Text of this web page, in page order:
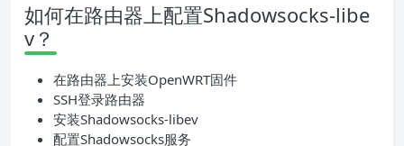
如何在路由器上配置Shadowsocks-libe
v？
在路由器上安装OpenWRT固件
SSH登录路由器
安装Shadowsocks-libev
配置Shadowsocks服务